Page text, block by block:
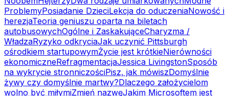
ProblemyPosiadanie DzieciLekcja do oduczeniaNowość i
herezjaTeoria geniuszu oparta na biletach
autobusowychOgólne i ZaskakująceCharyzma /
WładzaRyzyko odkryciaJak uczynić Pittsburgh
ośrodkiem startupowymŻycie jest krótkieNierówności
ekonomiczneRefragmentacjaJessica LivingstonSposób
na wykrycie stronniczościPisz, jak mówiszDomyślnie
żywy czy domyślnie martwy?Dlaczego założycielom
wolno być miłymiZmień nazwęJakim Microsoftem jest